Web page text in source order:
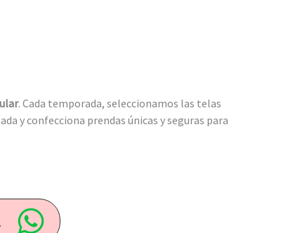
. Cada temporada, seleccionamos las telas
y confecciona prendas únicas y seguras para